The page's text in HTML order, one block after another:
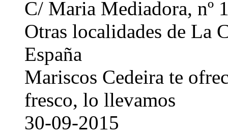
C/ Maria Mediadora, nº
Otras localidades de La
España
Mariscos Cedeira te
fresco, lo llevamos
30-09-2015